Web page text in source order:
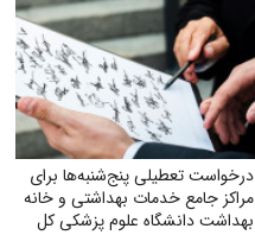
درخواست تعطیلی پنج‌شنبه‌ها برای
مراکز جامع خدمات بهداشتی و خانه
بهداشت دانشگاه علوم پزشکی کل